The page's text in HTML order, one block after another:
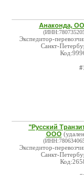
Анаконда,
Экспедитор-
Санкт-
"Русский
ООО
Экспедитор-
Санкт-